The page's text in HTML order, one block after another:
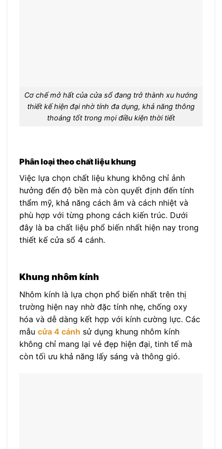
Cơ chế mở hất của cửa sổ đang trở thành xu hướng
thiết kế hiện đại nhờ tính đa dụng, khả năng thông
thoáng tốt trong mọi điều kiện thời tiết
Phân loại theo chất liệu khung
Việc lựa chọn chất liệu khung không chỉ ảnh
hưởng đến độ bền mà còn quyết định đến tính
thẩm mỹ, khả năng cách âm và cách nhiệt và
phù hợp với từng phong cách kiến trúc. Dưới
đây là ba chất liệu phổ biến nhất hiện nay trong
thiết kế cửa sổ 4 cánh.
Khung nhôm kính
Nhôm kính là lựa chọn phổ biến nhất trên thị
trường hiện nay nhờ đặc tính nhẹ, chống oxy
hóa và dễ dàng kết hợp với kính cường lực. Các
mẫu cửa 4 cánh sử dụng khung nhôm kính
không chỉ mang lại vẻ đẹp hiện đại, tinh tế mà
còn tối ưu khả năng lấy sáng và thông gió.